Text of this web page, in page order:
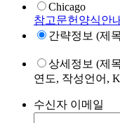
Chicago
참고문헌양식안
간략정보 (제
상세정보 (제
연도, 작성언어,
수신자 이메일